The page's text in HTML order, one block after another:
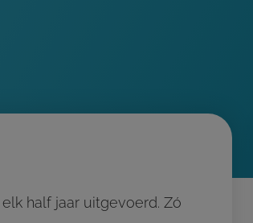
half jaar uitgevoerd. Zó